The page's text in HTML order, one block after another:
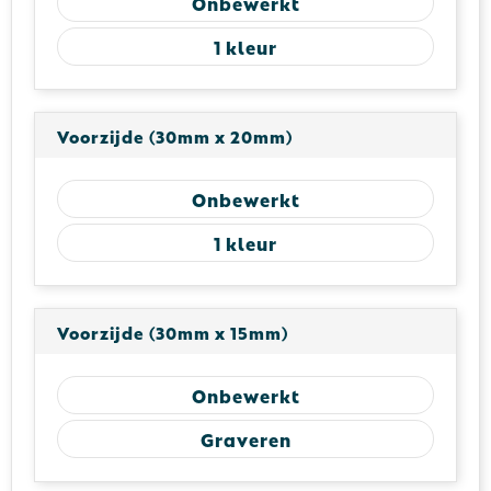
1
Voorzijde (30mm x 20mm)
Onbewerkt
1
Voorzijde (30mm x 15mm)
Onbewerkt
Graveren